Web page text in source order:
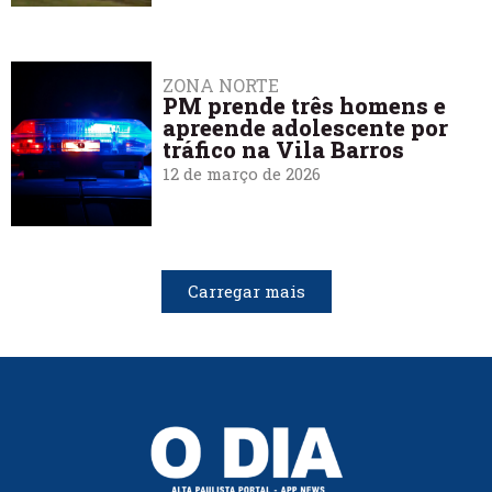
ZONA NORTE
PM prende três homens e
apreende adolescente por
tráfico na Vila Barros
12 de março de 2026
Carregar mais